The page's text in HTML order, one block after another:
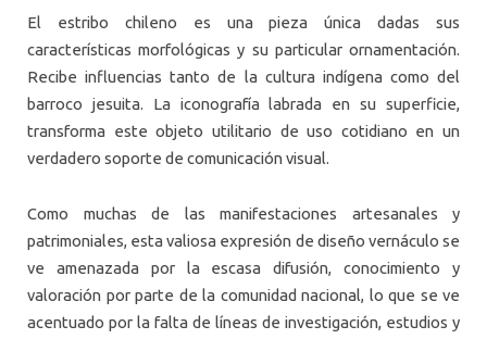
El estribo chileno es una pieza única dadas sus
características morfológicas y su particular ornamentación.
Recibe influencias tanto de la cultura indígena como del
barroco jesuita. La iconografía labrada en su superficie,
transforma este objeto utilitario de uso cotidiano en un
verdadero soporte de comunicación visual.
Como muchas de las manifestaciones artesanales y
patrimoniales, esta valiosa expresión de diseño vernáculo se
ve amenazada por la escasa difusión, conocimiento y
valoración por parte de la comunidad nacional, lo que se ve
acentuado por la falta de líneas de investigación, estudios y